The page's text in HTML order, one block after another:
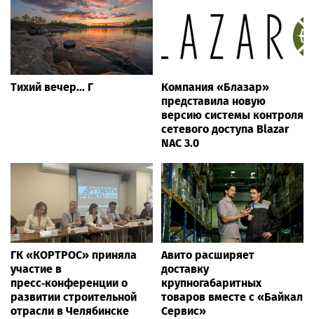
Тихий вечер... Г
Компания «Блазар»
представила новую
версию системы контроля
сетевого доступа Blazar
NAC 3.0
ГК «КОРТРОС» приняла
участие в
пресс‑конференции о
развитии строительной
отрасли в Челябинске
Авито расширяет
доставку
крупногабаритных
товаров вместе с «Байкал
Сервис»